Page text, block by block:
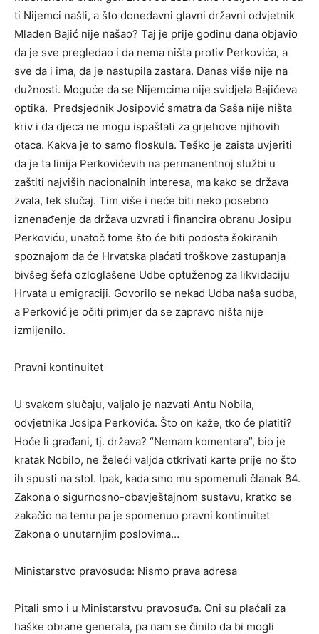
ti Nijemci našli, a što donedavni glavni državni odvjetnik
Mladen Bajić nije našao? Taj je prije godinu dana objavio
da je sve pregledao i da nema ništa protiv Perkovića, a
sve da i ima, da je nastupila zastara. Danas više nije na
dužnosti. Moguće da se Nijemcima nije svidjela Bajićeva
optika. Predsjednik Josipović smatra da Saša nije ništa
kriv i da djeca ne mogu ispaštati za grjehove njihovih
otaca. Kakva je to samo floskula. Teško je zaista uvjeriti
da je ta linija Perkovićevih na permanentnoj službi u
zaštiti najviših nacionalnih interesa, ma kako se država
zvala, tek slučaj. Tim više i neće biti neko posebno
iznenađenje da država uzvrati i financira obranu Josipu
Perkoviću, unatoč tome što će biti podosta šokiranih
spoznajom da će Hrvatska plaćati troškove zastupanja
bivšeg šefa ozloglašene Udbe optuženog za likvidaciju
Hrvata u emigraciji. Govorilo se nekad Udba naša sudba,
a Perković je očiti primjer da se zapravo ništa nije
izmijenilo.
Pravni kontinuitet
U svakom slučaju, valjalo je nazvati Antu Nobila,
odvjetnika Josipa Perkovića. Što on kaže, tko će platiti?
Hoće li građani, tj. država? “Nemam komentara”, bio je
kratak Nobilo, ne želeći valjda otkrivati karte prije no što
ih spusti na stol. Ipak, kada smo mu spomenuli članak 84.
Zakona o sigurnosno-obavještajnom sustavu, kratko se
zakačio na temu pa je spomenuo pravni kontinuitet
Zakona o unutarnjim poslovima…
Ministarstvo pravosuđa: Nismo prava adresa
Pitali smo i u Ministarstvu pravosuđa. Oni su plaćali za
haške obrane generala, pa nam se činilo da bi mogli